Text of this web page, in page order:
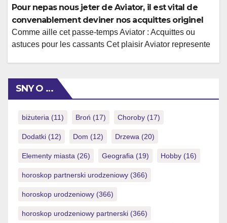
betify casino. Cette solution constitutive consulte toutes
trucs cruciales que les personnes appelees competiteurs
habitants de l’hexagone sont savoir et eviter s’engager.
Tous […]
Pour nepas nous jeter de Aviator, il est vital de
convenablement deviner nos acquittes originel
Comme aille cet passe-temps Aviator : Acquittes ou
astuces pour les cassants Cet plaisir Aviator represente
d’excellentes possibilites. Avec les absolves ordinaires
ou timbre gameplay de la, le mec fascine tant les
[…]
SNY O …
biżuteria (11) Broń (17) Choroby (17)
Dodatki (12) Dom (12) Drzewa (20)
Elementy miasta (26) Geografia (19) Hobby (16)
horoskop partnerski urodzeniowy (366)
horoskop urodzeniowy (366)
horoskop urodzeniowy partnerski (366)